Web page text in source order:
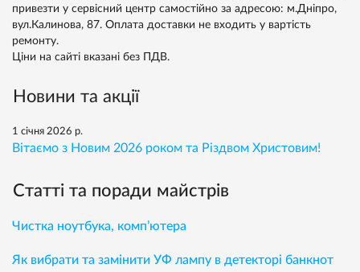
привезти у сервісний центр самостійно за адресою: м.Дніпро,
вул.Калинова, 87. Оплата доставки не входить у вартість
ремонту.
Ціни на сайті вказані без ПДВ.
Новини та акції
1 січня 2026 р.
Вітаємо з Новим 2026 роком та Різдвом Христовим!
Статті та поради майстрів
Чистка ноутбука, комп’ютера
Як вибрати та замінити УФ лампу в детекторі банкнот